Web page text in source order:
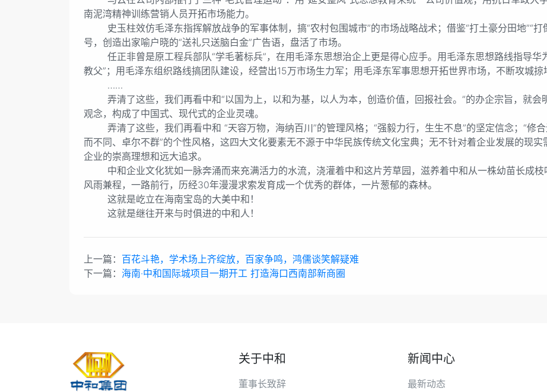
南泥湾精神训练营销人员开拓市场能力。
史玉柱效仿毛泽东指挥解放战争的军事体制，搞“农村包围城市”的市场战略战术；借鉴“打土豪分田地”“打
号，创造出家喻户晓的“送礼只送脑白金”广告语，盘活了市场。
任正非曾是原工程兵部队“学毛著标兵”，在用毛泽东思想治企上更是得心应手。用毛泽东思想路线指导华
教父”；用毛泽东组织路线搞团队建设，经营出15万市场生力军；用毛泽东军事思想开拓世界市场，不断攻城掠
……
弄清了这些，我们再看中和“以国为上，以和为基，以人为本，创造价值，回报社会。”的办企宗旨，就会
观念，构成了中国式、现代式的企业灵魂。
弄清了这些，我们再看中和 “天容万物，海纳百川”的管理风格；“强毅力行，生生不息”的坚定信念；“修合
而不同、卓尔不群”的个性风格，这四大文化要素无不源于中华民族传统文化宝典；无不针对着企业发展的现
企业的崇高理想和远大追求。
中和企业文化犹如一脉奔涌而来充满活力的水流，浇灌着中和这片芳草园，滋养着中和从一株幼苗长成枝
风雨兼程，一路前行，历经30年漫漫求索发育成一个优秀的群体，一片葱郁的森林。
这就是屹立在海南宝岛的大美中和！
这就是继往开来与时俱进的中和人！
上一篇： 百花斗艳，学术场上齐绽放，百家争鸣，鸿儒谈笑解疑难
下一篇： 海南·中和国际城项目一期开工 打造海口西南部新商圈
关于中和
董事长致辞
新闻中心
最新动态